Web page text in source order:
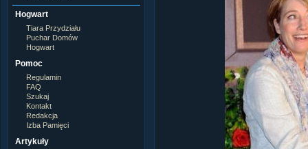
Hogwart
Tiara Przydziału
Puchar Domów
Hogwart
Pomoc
Regulamin
FAQ
Szukaj
Kontakt
Redakcja
Izba Pamięci
Artykuły